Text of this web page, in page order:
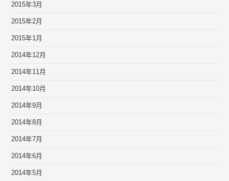
2015年3月
2015年2月
2015年1月
2014年12月
2014年11月
2014年10月
2014年9月
2014年8月
2014年7月
2014年6月
2014年5月